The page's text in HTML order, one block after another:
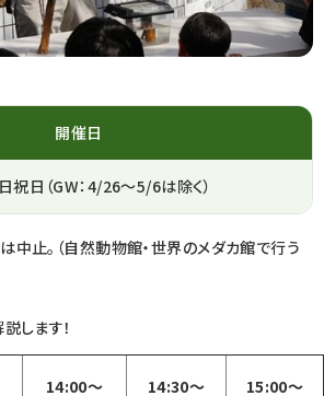
開催日
日（GW：4/26～5/6は除く）
止。（自然動物館・世界のメダカ館で行う
します！
14:00～ 14:30～ 15:00～